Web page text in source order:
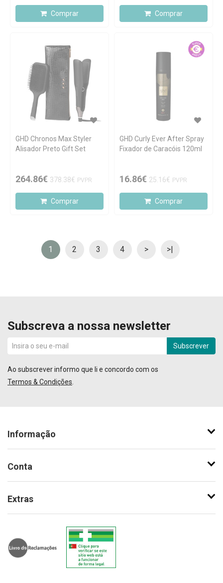
Comprar Comprar
GHD Chronos Max Styler
Alisador Preto Gift Set
264.86€ 378.38€ PVPR
Comprar
GHD Curly Ever After Spray
Fixador de Caracóis 120ml
16.86€ 25.16€ PVPR
Comprar
1 2 3 4 > >|
Subscreva a nossa newsletter
Subscrever
Ao subscrever informo que li e concordo com os
Termos & Condições
Informação
Conta
Extras